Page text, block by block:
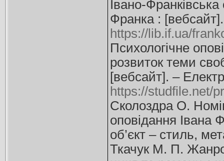
Івано-Франківська
Франка :
https://lib.if.ua/
Психологічне
розвиток теми
[вебсайт]. –
https://studfile.net/
Сколоздра О.
оповідання Івана
об’єкт – стиль,
Ткачук М. П.